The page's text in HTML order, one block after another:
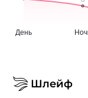
Шлейф